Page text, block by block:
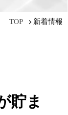
TOP 新着情報
貯ま